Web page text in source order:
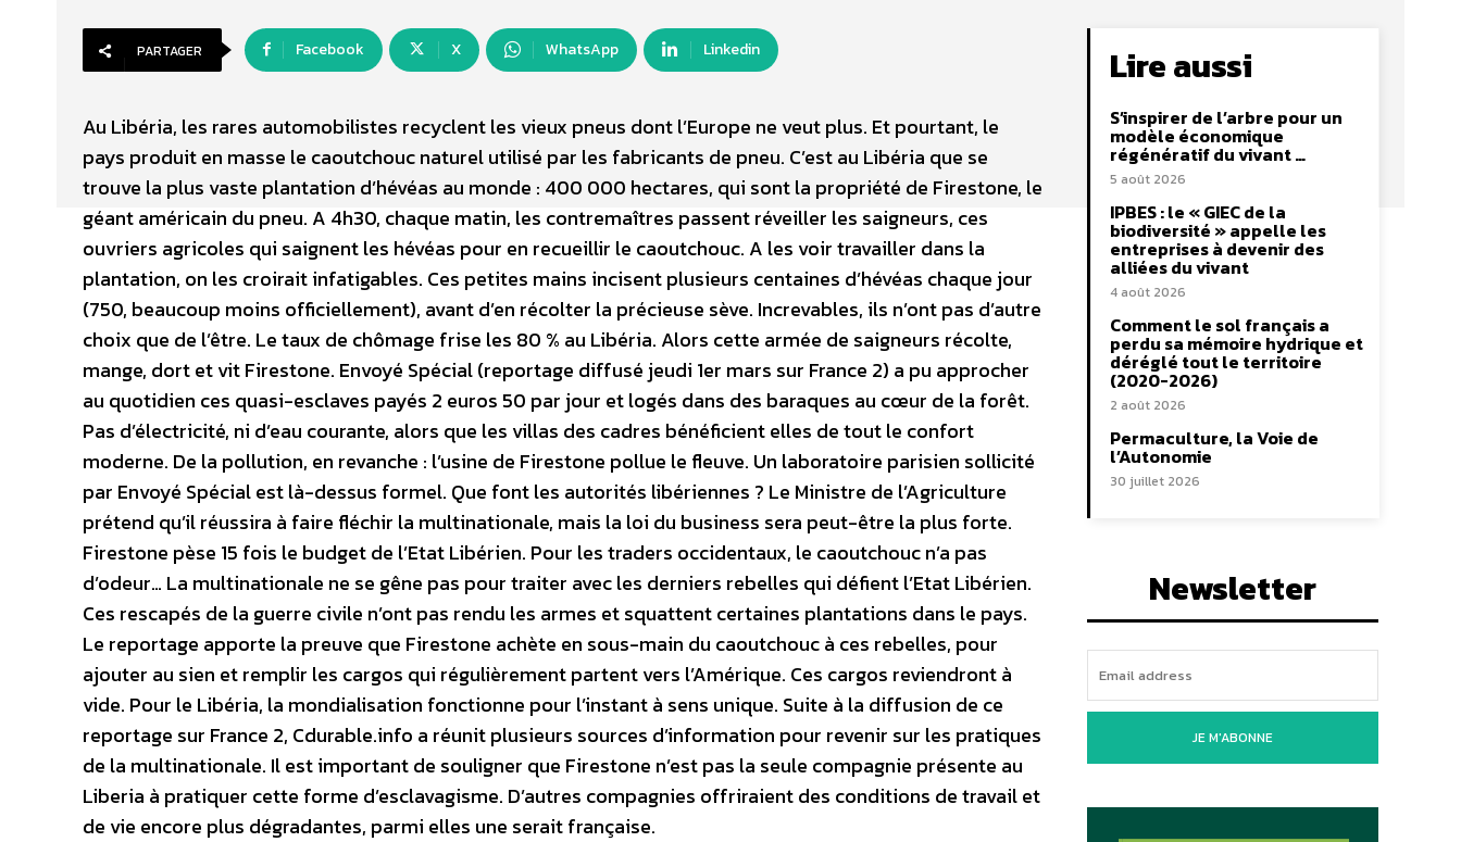
PARTAGER Facebook X WhatsApp Linkedin
Au Libéria, les rares automobilistes recyclent les vieux pneus dont l’Europe ne veut plus. Et pourtant, le
pays produit en masse le caoutchouc naturel utilisé par les fabricants de pneu. C’est au Libéria que se
trouve la plus vaste plantation d’hévéas au monde : 400 000 hectares, qui sont la propriété de Firestone, le
géant américain du pneu. A 4h30, chaque matin, les contremaîtres passent réveiller les saigneurs, ces
ouvriers agricoles qui saignent les hévéas pour en recueillir le caoutchouc. A les voir travailler dans la
plantation, on les croirait infatigables. Ces petites mains incisent plusieurs centaines d’hévéas chaque jour
(750, beaucoup moins officiellement), avant d’en récolter la précieuse sève. Increvables, ils n’ont pas d’autre
choix que de l’être. Le taux de chômage frise les 80 % au Libéria. Alors cette armée de saigneurs récolte,
mange, dort et vit Firestone. Envoyé Spécial (reportage diffusé jeudi 1er mars sur France 2) a pu approcher
au quotidien ces quasi-esclaves payés 2 euros 50 par jour et logés dans des baraques au cœur de la forêt.
Pas d’électricité, ni d’eau courante, alors que les villas des cadres bénéficient elles de tout le confort
moderne. De la pollution, en revanche : l’usine de Firestone pollue le fleuve. Un laboratoire parisien sollicité
par Envoyé Spécial est là-dessus formel. Que font les autorités libériennes ? Le Ministre de l’Agriculture
prétend qu’il réussira à faire fléchir la multinationale, mais la loi du business sera peut-être la plus forte.
Firestone pèse 15 fois le budget de l’Etat Libérien. Pour les traders occidentaux, le caoutchouc n’a pas
d’odeur… La multinationale ne se gêne pas pour traiter avec les derniers rebelles qui défient l’Etat Libérien.
Ces rescapés de la guerre civile n’ont pas rendu les armes et squattent certaines plantations dans le pays.
Le reportage apporte la preuve que Firestone achète en sous-main du caoutchouc à ces rebelles, pour
ajouter au sien et remplir les cargos qui régulièrement partent vers l’Amérique. Ces cargos reviendront à
vide. Pour le Libéria, la mondialisation fonctionne pour l’instant à sens unique. Suite à la diffusion de ce
reportage sur France 2, Cdurable.info a réunit plusieurs sources d’information pour revenir sur les pratiques
de la multinationale. Il est important de souligner que Firestone n’est pas la seule compagnie présente au
Liberia à pratiquer cette forme d’esclavagisme. D’autres compagnies offriraient des conditions de travail et
de vie encore plus dégradantes, parmi elles une serait française.
Lire aussi
S’inspirer de l’arbre pour un
modèle économique
régénératif du vivant …
5 août 2026
IPBES : le « GIEC de la
biodiversité » appelle les
entreprises à devenir des
alliées du vivant
4 août 2026
Comment le sol français a
perdu sa mémoire hydrique et
déréglé tout le territoire
(2020-2026)
2 août 2026
Permaculture, la Voie de
l’Autonomie
30 juillet 2026
Newsletter
JE M'ABONNE